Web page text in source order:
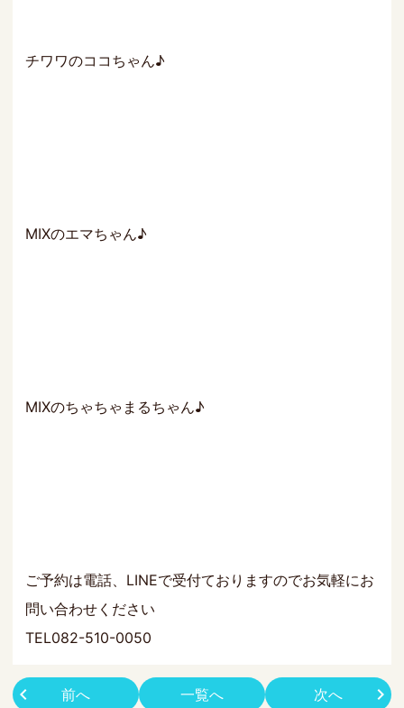
チワワのココちゃん♪
MIXのエマちゃん♪
MIXのちゃちゃまるちゃん♪
ご予約は電話、LINEで受付ておりますのでお気軽にお
問い合わせください
TEL082-510-0050
前へ 次へ
一覧へ